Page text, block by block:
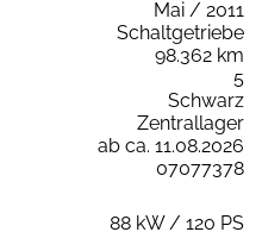
Mai / 2011
Schaltgetriebe
98.362 km
5
Schwarz
Zentrallager
ab ca. 11.08.2026
07077378
88 kW / 120 PS